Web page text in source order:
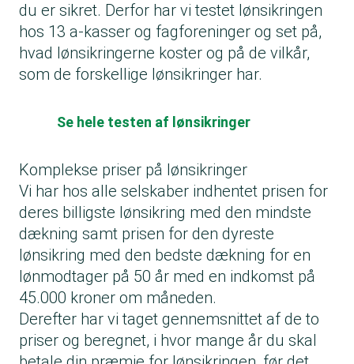
du er sikret. Derfor har vi testet lønsikringen
hos 13 a-kasser og fagforeninger og set på,
hvad lønsikringerne koster og på de vilkår,
som de forskellige lønsikringer har.
Se hele testen af lønsikringer
Komplekse priser på lønsikringer
Vi har hos alle selskaber indhentet prisen for
deres billigste lønsikring med den mindste
dækning samt prisen for den dyreste
lønsikring med den bedste dækning for en
lønmodtager på 50 år med en indkomst på
45.000 kroner om måneden.
Derefter har vi taget gennemsnittet af de to
priser og beregnet, i hvor mange år du skal